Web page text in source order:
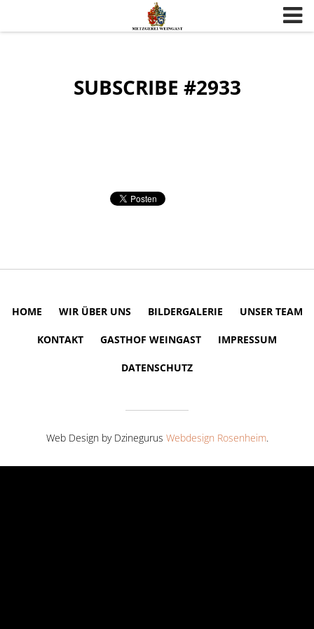
SUBSCRIBE #2933
HOME WIR ÜBER UNS BILDERGALERIE UNSER TEAM
KONTAKT GASTHOF WEINGAST IMPRESSUM
DATENSCHUTZ
Web Design by Dzinegurus Webdesign Rosenheim.